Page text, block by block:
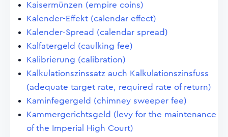
Kaisermünzen (empire coins)
Kalender-Effekt (calendar effect)
Kalender-Spread (calendar spread)
Kalfatergeld (caulking fee)
Kalibrierung (calibration)
Kalkulationszinssatz auch Kalkulationszinsfuss
(adequate target rate, required rate of return)
Kaminfegergeld (chimney sweeper fee)
Kammergerichtsgeld (levy for the maintenance
of the Imperial High Court)